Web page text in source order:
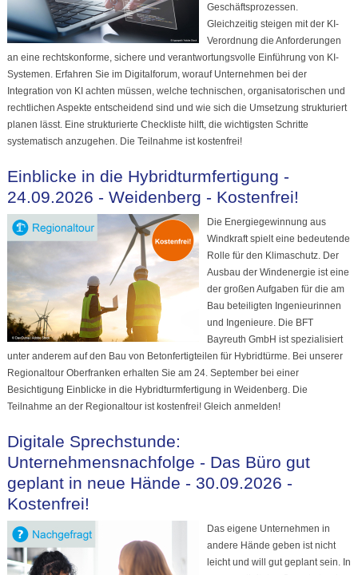
Geschäftsprozessen.
Gleichzeitig steigen mit der KI-
Verordnung die Anforderungen
an eine rechtskonforme, sichere und verantwortungsvolle Einführung von KI-
Systemen. Erfahren Sie im Digitalforum, worauf Unternehmen bei der
Integration von KI achten müssen, welche technischen, organisatorischen und
rechtlichen Aspekte entscheidend sind und wie sich die Umsetzung strukturiert
planen lässt. Eine strukturierte Checkliste hilft, die wichtigsten Schritte
systematisch anzugehen. Die Teilnahme ist kostenfrei!
Einblicke in die Hybridturmfertigung -
24.09.2026 - Weidenberg - Kostenfrei!
Die Energiegewinnung aus
Windkraft spielt eine bedeutende
Rolle für den Klimaschutz. Der
Ausbau der Windenergie ist eine
der großen Aufgaben für die am
Bau beteiligten Ingenieurinnen
und Ingenieure. Die BFT
Bayreuth GmbH ist spezialisiert
unter anderem auf den Bau von Betonfertigteilen für Hybridtürme. Bei unserer
Regionaltour Oberfranken erhalten Sie am 24. September bei einer
Besichtigung Einblicke in die Hybridturmfertigung in Weidenberg. Die
Teilnahme an der Regionaltour ist kostenfrei! Gleich anmelden!
Digitale Sprechstunde:
Unternehmensnachfolge - Das Büro gut
geplant in neue Hände - 30.09.2026 -
Kostenfrei!
Das eigene Unternehmen in
andere Hände geben ist nicht
leicht und will gut geplant sein. In